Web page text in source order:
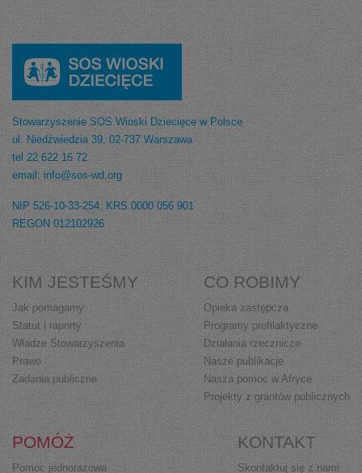
Stowarzyszenie SOS Wioski Dziecięce w Polsce
ul. Niedźwiedzia 39, 02-737 Warszawa
tel 22 622 16 72
email: info@sos-wd.org
NIP 526-10-33-254, KRS 0000 056 901
REGON 012102926
KIM JESTEŚMY
Jak pomagamy
Statut i raporty
Władze Stowarzyszenia
Prawo
Zadania publiczne
CO ROBIMY
Opieka zastępcza
Programy profilaktyczne
Działania rzecznicze
Nasze publikacje
Nasza pomoc w Afryce
Projekty z grantów publicznych
POMÓŻ
Pomoc jednorazowa
KONTAKT
Skontaktuj się z nami